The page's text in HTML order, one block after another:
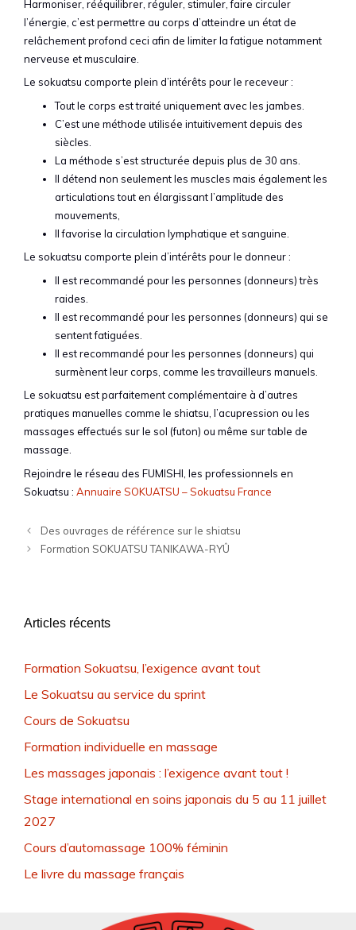
Harmoniser, rééquilibrer, réguler, stimuler, faire circuler
l’énergie, c’est permettre au corps d’atteindre un état de
relâchement profond ceci afin de limiter la fatigue notamment
nerveuse et musculaire.
Le sokuatsu comporte plein d’intérêts pour le receveur :
Tout le corps est traité uniquement avec les jambes.
C’est une méthode utilisée intuitivement depuis des
siècles.
La méthode s’est structurée depuis plus de 30 ans.
Il détend non seulement les muscles mais également les
articulations tout en élargissant l’amplitude des
mouvements,
Il favorise la circulation lymphatique et sanguine.
Le sokuatsu comporte plein d’intérêts pour le donneur :
Il est recommandé pour les personnes (donneurs) très
raides.
Il est recommandé pour les personnes (donneurs) qui se
sentent fatiguées.
Il est recommandé pour les personnes (donneurs) qui
surmènent leur corps, comme les travailleurs manuels.
Le sokuatsu est parfaitement complémentaire à d’autres
pratiques manuelles comme le shiatsu, l’acupression ou les
massages effectués sur le sol (futon) ou même sur table de
massage.
Rejoindre le réseau des FUMISHI, les professionnels en
Sokuatsu : Annuaire SOKUATSU – Sokuatsu France
Des ouvrages de référence sur le shiatsu
Formation SOKUATSU TANIKAWA-RYÛ
Articles récents
Formation Sokuatsu, l’exigence avant tout
Le Sokuatsu au service du sprint
Cours de Sokuatsu
Formation individuelle en massage
Les massages japonais : l’exigence avant tout !
Stage international en soins japonais du 5 au 11 juillet
2027
Cours d’automassage 100% féminin
Le livre du massage français